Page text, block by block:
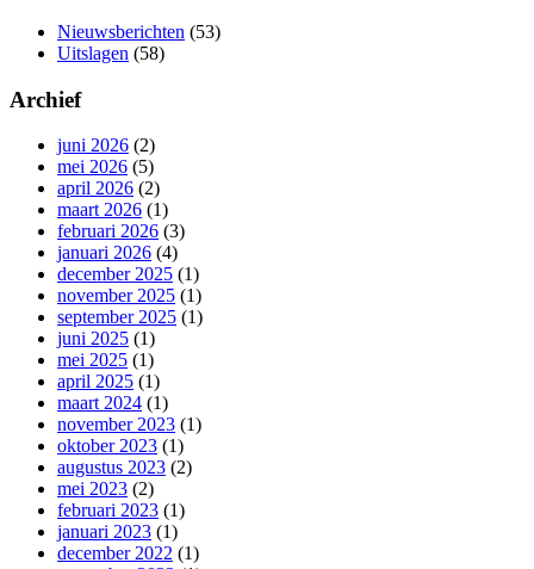
Nieuwsberichten (53)
Uitslagen (58)
Archief
juni 2026 (2)
mei 2026 (5)
april 2026 (2)
maart 2026 (1)
februari 2026 (3)
januari 2026 (4)
december 2025 (1)
november 2025 (1)
september 2025 (1)
juni 2025 (1)
mei 2025 (1)
april 2025 (1)
maart 2024 (1)
november 2023 (1)
oktober 2023 (1)
augustus 2023 (2)
mei 2023 (2)
februari 2023 (1)
januari 2023 (1)
december 2022 (1)